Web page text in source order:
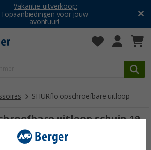
Vakantie-uitverkoop:
Topaanbiedingen voor jouw
avontuur!
SHURflo opschroefbare uitloop
uitloop schuin 19